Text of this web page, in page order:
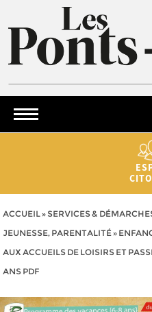
ACCUEIL» SERVICES &
JEUNESSE, PARENTALITÉ»
AUX ACCUEILS DE LOISIRS ET
ANS PDF